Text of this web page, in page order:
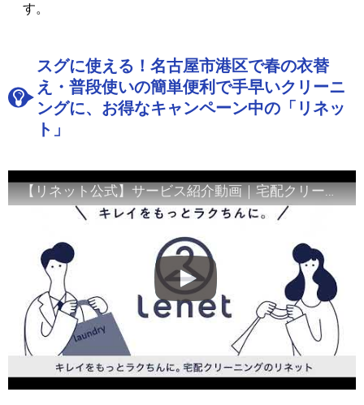
す。
スグに使える！名古屋市港区で春の衣替
え・普段使いの簡単便利で手早いクリーニ
ングに、お得なキャンペーン中の「リネッ
ト」
【リネット公式】サービス紹介動画｜宅配クリーニング